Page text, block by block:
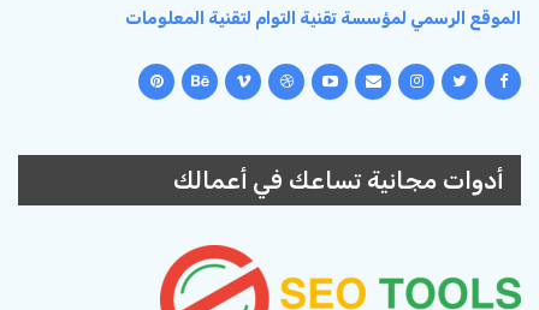
الموقع الرسمي لمؤسسة تقنية التوام لتقنية المعلومات
أدوات مجانية تساعك في أعمالك